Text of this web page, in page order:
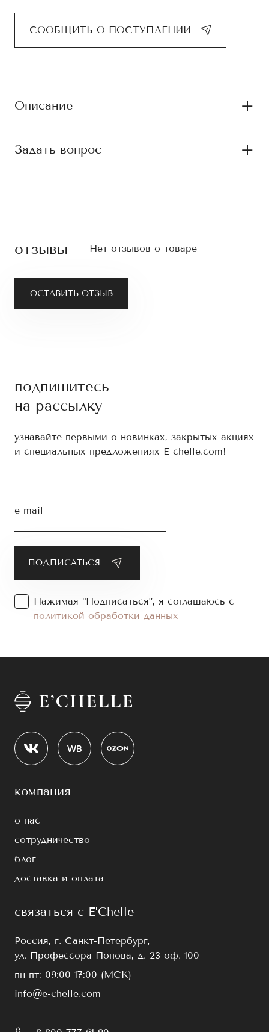
СООБЩИТЬ О ПОСТУПЛЕНИИ
Описание
Задать вопрос
отзывы Нет отзывов о товаре
ОСТАВИТЬ ОТЗЫВ
подпишитесь
на рассылку
узнавайте первыми о новинках, закрытых акциях
и специальных предложениях E-chelle.com!
e-mail
Нажимая “Подписаться”, я соглашаюсь с
политикой обработки данных
компания
о нас
сотрудничество
блог
доставка и оплата
связаться с E’Chelle
Россия, г. Санкт-Петербург,
ул. Профессора Попова, д. 23 оф. 100
пн-пт: 09:00-17:00 (МСК)
info@e-chelle.com